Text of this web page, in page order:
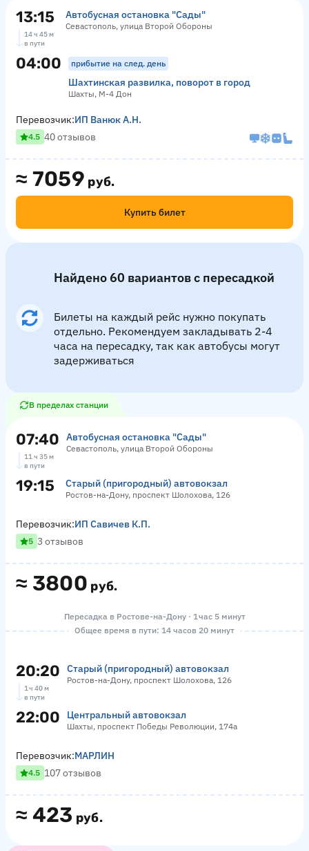
13:15 Автобусная остановка "Сады"
Севастополь, улица Второй Обороны
14 ч 45 м
в пути
04:00 прибытие на след. день
Шахтинская развилка, поворот в город
Шахты, М-4 Дон
≈ 7059 руб.
Купить билет
Перевозчик:ИП Ванюк А.Н.
4.5 40 отзывов
Найдено 60 вариантов с пересадкой
Билеты на каждый рейс нужно покупать
отдельно. Рекомендуем закладывать 2-4
часа на пересадку, так как автобусы могут
задерживаться
В пределах станции
07:40 Автобусная остановка "Сады"
Севастополь, улица Второй Обороны
11 ч 35 м
в пути
19:15 Старый (пригородный) автовокзал
Ростов-на-Дону, проспект Шолохова, 126
≈ 3800 руб.
Перевозчик:ИП Савичев К.П.
5 3 отзывов
Пересадка в Ростове-на-Дону · 1 час 5 минут
Общее время в пути: 14 часов 20 минут
20:20 Старый (пригородный) автовокзал
Ростов-на-Дону, проспект Шолохова, 126
1 ч 40 м
в пути
22:00 Центральный автовокзал
Шахты, проспект Победы Революции, 174а
≈ 423 руб.
Перевозчик:МАРЛИН
4.5 107 отзывов